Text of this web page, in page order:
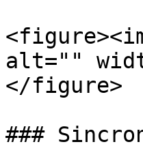
alt=""
</figure>
###